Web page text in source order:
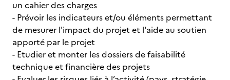
un cahier des charges
- Prévoir les indicateurs et/ou éléments permettant
de mesurer l'impact du projet et l'aide au soutien
apporté par le projet
- Etudier et monter les dossiers de faisabilité
technique et financière des projets